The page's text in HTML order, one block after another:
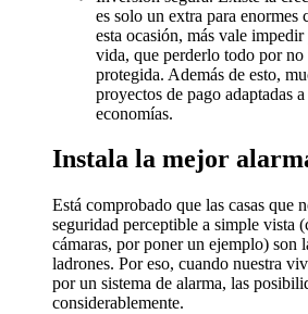
es solo un extra para enormes
esta ocasión, más vale
vida, que perderlo todo por no
protegida. Además de esto,
proyectos de pago adaptadas
economías.
Instala la mejor
Está comprobado que las casas que
seguridad perceptible a simple vista
cámaras, por poner un ejemplo) son
ladrones. Por eso, cuando nuestra
por un sistema de alarma, las
considerablemente.